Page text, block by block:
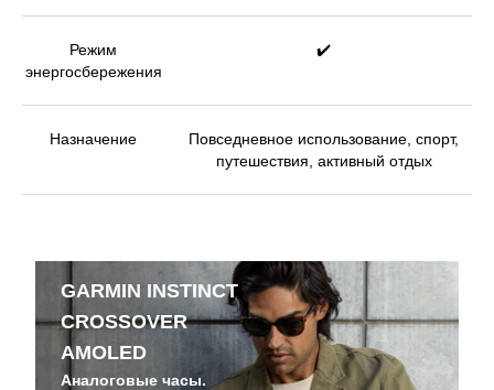
Режим
энергосбережения
✔️
Назначение
Повседневное использование, спорт,
путешествия, активный отдых
GARMIN INSTINCT
CROSSOVER
AMOLED
Аналоговые часы.